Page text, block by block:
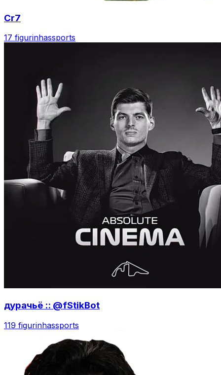
Cr7
17 figurinhassports
дурачьё :: @fStikBot
119 figurinhassports